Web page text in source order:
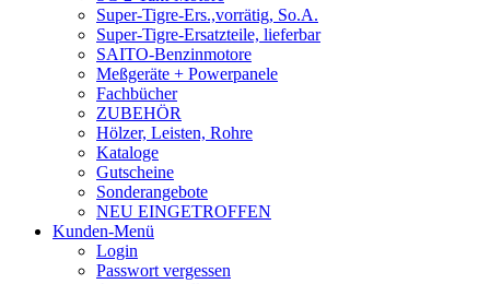
Super-Tigre-Ers.,vorrätig, So.A.
Super-Tigre-Ersatzteile, lieferbar
SAITO-Benzinmotore
Meßgeräte + Powerpanele
Fachbücher
ZUBEHÖR
Hölzer, Leisten, Rohre
Kataloge
Gutscheine
Sonderangebote
NEU EINGETROFFEN
Kunden-Menü
Login
Passwort vergessen